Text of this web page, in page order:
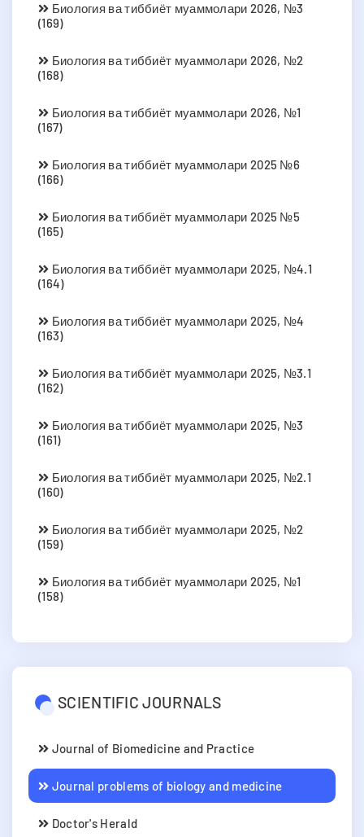
Биология ва тиббиёт муаммолари 2026, №3
(169)
Биология ва тиббиёт муаммолари 2026, №2
(168)
Биология ва тиббиёт муаммолари 2026, №1
(167)
Биология ва тиббиёт муаммолари 2025 №6
(166)
Биология ва тиббиёт муаммолари 2025 №5
(165)
Биология ва тиббиёт муаммолари 2025, №4.1
(164)
Биология ва тиббиёт муаммолари 2025, №4
(163)
Биология ва тиббиёт муаммолари 2025, №3.1
(162)
Биология ва тиббиёт муаммолари 2025, №3
(161)
Биология ва тиббиёт муаммолари 2025, №2.1
(160)
Биология ва тиббиёт муаммолари 2025, №2
(159)
Биология ва тиббиёт муаммолари 2025, №1
(158)
SCIENTIFIC JOURNALS
Journal of Biomedicine and Practice
Journal problems of biology and medicine
Doctor's Herald